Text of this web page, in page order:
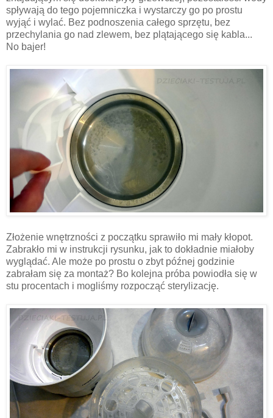
spływają do tego pojemniczka i wystarczy go po prostu
wyjąć i wylać. Bez podnoszenia całego sprzętu, bez
przechylania go nad zlewem, bez plątającego się kabla...
No bajer!
Złożenie wnętrzności z początku sprawiło mi mały kłopot.
Zabrakło mi w instrukcji rysunku, jak to dokładnie miałoby
wyglądać. Ale może po prostu o zbyt późnej godzinie
zabrałam się za montaż? Bo kolejna próba powiodła się w
stu procentach i mogliśmy rozpocząć sterylizację.